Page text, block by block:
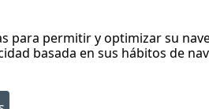
para permitir y optimizar su
basada en sus hábitos de